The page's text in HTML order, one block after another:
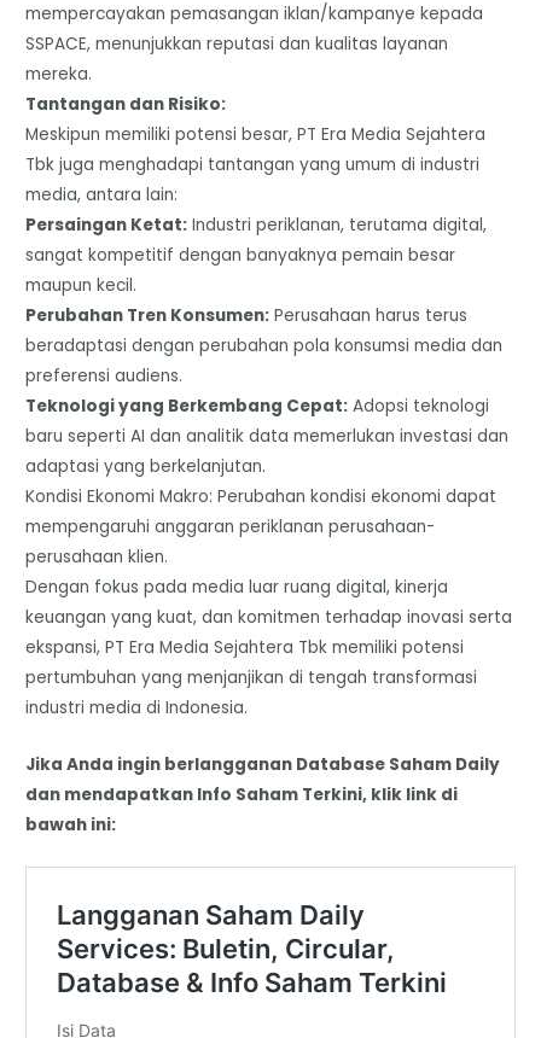
mempercayakan pemasangan iklan/kampanye kepada
SSPACE, menunjukkan reputasi dan kualitas layanan
mereka.
​Tantangan dan Risiko:
Meskipun memiliki potensi besar, PT Era Media Sejahtera
Tbk juga menghadapi tantangan yang umum di industri
media, antara lain:
​Persaingan Ketat: Industri periklanan, terutama digital,
sangat kompetitif dengan banyaknya pemain besar
maupun kecil.
​Perubahan Tren Konsumen: Perusahaan harus terus
beradaptasi dengan perubahan pola konsumsi media dan
preferensi audiens.
​Teknologi yang Berkembang Cepat: Adopsi teknologi
baru seperti AI dan analitik data memerlukan investasi dan
adaptasi yang berkelanjutan.
​Kondisi Ekonomi Makro: Perubahan kondisi ekonomi dapat
mempengaruhi anggaran periklanan perusahaan-
perusahaan klien.
Dengan fokus pada media luar ruang digital, kinerja
keuangan yang kuat, dan komitmen terhadap inovasi serta
ekspansi, PT Era Media Sejahtera Tbk memiliki potensi
pertumbuhan yang menjanjikan di tengah transformasi
industri media di Indonesia.
Jika Anda ingin berlangganan Database Saham Daily
dan mendapatkan Info Saham Terkini, klik link di
bawah ini: